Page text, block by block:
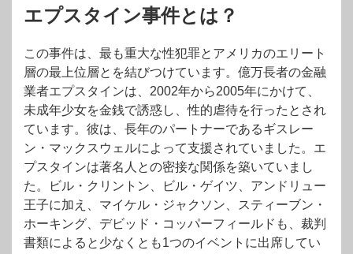
エプスタイン事件とは？
この事件は、最も重大な性犯罪とアメリカのエリート
層の最上位層とを結びつけています。億万長者の金融
業者エプスタインは、2002年から2005年にかけて、
未成年少女を金銭で誘惑し、性的虐待を行ったとされ
ています。彼は、長年のパートナーであるギスレー
ン・マックスウェルによって支援されていました。エ
プスタインは著名人との密接な関係を築いていまし
た。ビル・クリントン、ビル・ゲイツ、アンドリュー
王子に加え、マイケル・ジャクソン、スティーブン・
ホーキング、デビッド・コッパーフィールドも、裁判
書類によると少なくとも1つのイベントに出席してい